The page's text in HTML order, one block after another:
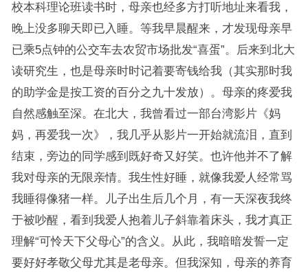
校本科理论班读书时，母亲也经多方打听地址来看我，
晚上没多聊天即已入睡。等我早晨醒来，才发现母亲早
已乘5点钟的公交车去农贸市场批发“喜蛋”。后来到北大
读研究生，也是母亲时时记着要寄钱给我（其实那时我
的助学金是按工资的百分之九十发放）。母亲的疼爱我
自然感触至深。在北大，我曾看过一部台湾影片《妈
妈，再爱我一次》，我几乎从影片一开始就流泪，直到
结束，旁边的同学感到既好奇又好笑。也许他并不了解
我对母亲的无限亲情。我生性好睡，就像我爱人经常骂
我睡得像猪一样。儿子出生后几个月，有一天深夜我终
于被吵醒，看到我爱人抱着儿子斜靠着床头，我才真正
理解“可怜天下父母心”的含义。从此，我暗暗发誓一定
要好好孝敬父母尤其是老母亲。但我深知，母亲的养育